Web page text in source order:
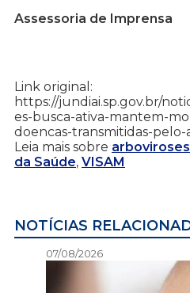
Assessoria de Imprensa
Link original:
https://jundiai.sp.gov.br/
es-busca-ativa-mantem-
doencas-transmitidas-
Leia mais sobre arboviroses
da Saúde, VISAM
NOTÍCIAS
07/08/2026